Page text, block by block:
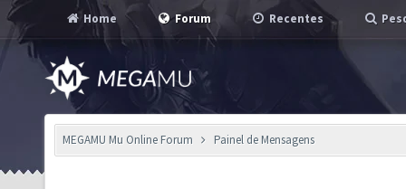
Home Forum Recentes
MEGAMU Mu Online Forum Painel de Mensagens